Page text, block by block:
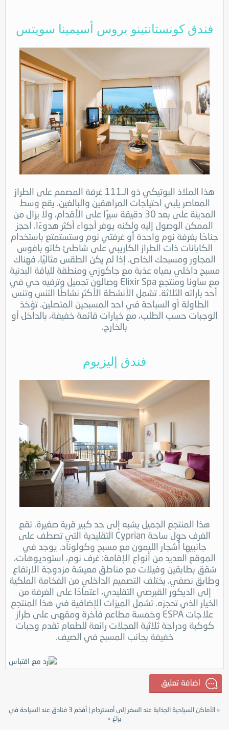
فندق كونستانتينو بروس أسيمينا سويتس
هذا الملاذ البوتيكي ذو الـ111 غرفة المصمم على الطراز
المعاصر يلبي احتياجات المراهقين والبالغين. يقع وسط
المدينة على بعد 30 دقيقة سيرًا على الأقدام، ولا يزال من
الممكن الوصول إليه ولكنه يوفر أجواء أكثر هدوءًا. احجز
جناحًا بغرفة نوم واحدة أو غرفتي نوم وستستمتع باستخدام
الكابانات ذات الطراز الكاريبي على شاطئ كاتو بافوس
المجاور ومسبحك الخاص. إذا لم يكن الطقس مثاليًا، فهناك
مسبح داخلي بمياه عذبة مع جاكوزي ومنطقة للياقة البدنية
مع ساونا ومنتجع Elixir Spa وصالون تجميل وترفيه حي في
أحد باراته الثلاثة. تشمل الأنشطة الأكثر نشاطًا التنس وتنس
الطاولة أو السباحة في أحد المسبحين المتصلين. تؤخذ
الوجبات حسب الطلب، مع خيارات قائمة خفيفة، بالداخل أو
بالخارج.
فندق إليزيوم
هذا المنتجع الجميل يشبه إلى حد كبير قرية صغيرة. تقع
الغرف حول ساحة Cyprian التقليدية التي تصطف على
جانبيها أشجار الليمون مع مسبح وكولوناد. يوجد في
الموقع العديد من أنواع الإقامة: غرف نوم، استوديوهات،
شقق بطابقين وفيلات مع مناطق معيشة مزدوجة الارتفاع
وطابق نصفي. يختلف التصميم الداخلي من الفخامة الملكية
إلى الديكور القبرصي التقليدي، اعتمادًا على الغرفة من
الخيار الذي تحجزه. تشمل الميزات الإضافية في هذا المنتجع
علاجات ESPA وخمسة مطاعم فاخرة ومقهى على طراز
كوكبة ودراجة ثلاثية العجلات رائعة للطعام تقدم وجبات
خفيفة بجانب المسبح في الصيف.
« الأماكن السياحية الجذابة عند السفر إلى أمستردام |
أفخم 3 فنادق عند السياحة في
براغ »